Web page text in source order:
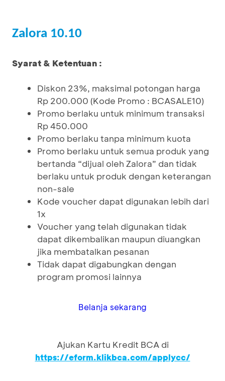
Zalora 10.10
Syarat & Ketentuan :
Diskon 23%, maksimal potongan harga
Rp 200.000 (Kode Promo : BCASALE10)
Promo berlaku untuk minimum transaksi
Rp 450.000
Promo berlaku tanpa minimum kuota
Promo berlaku untuk semua produk yang
bertanda “dijual oleh Zalora” dan tidak
berlaku untuk produk dengan keterangan
non-sale
Kode voucher dapat digunakan lebih dari
1x
Voucher yang telah digunakan tidak
dapat dikembalikan maupun diuangkan
jika membatalkan pesanan
Tidak dapat digabungkan dengan
program promosi lainnya
Belanja sekarang
Ajukan Kartu Kredit BCA di
https://eform.klikbca.com/applycc/